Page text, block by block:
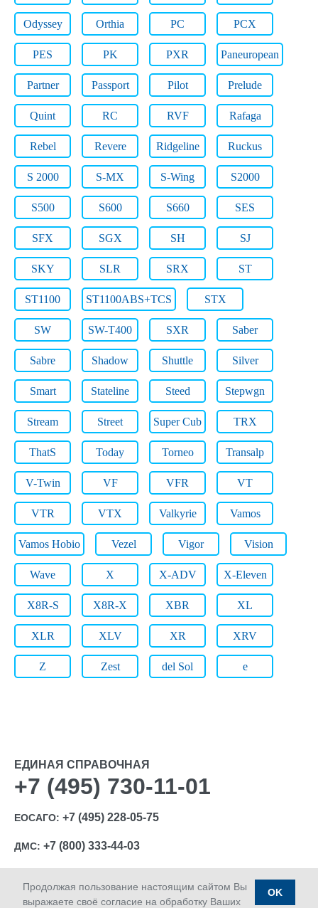
Odyssey Orthia PC PCX
PES PK PXR Paneuropean
Partner Passport Pilot Prelude
Quint RC RVF Rafaga
Rebel Revere Ridgeline Ruckus
S 2000 S-MX S-Wing S2000
S500 S600 S660 SES
SFX SGX SH SJ
SKY SLR SRX ST
ST1100 ST1100ABS+TCS STX
SW SW-T400 SXR Saber
Sabre Shadow Shuttle Silver
Smart Stateline Steed Stepwgn
Stream Street Super Cub TRX
ThatS Today Torneo Transalp
V-Twin VF VFR VT
VTR VTX Valkyrie Vamos
Vamos Hobio Vezel Vigor Vision
Wave X X-ADV X-Eleven
X8R-S X8R-X XBR XL
XLR XLV XR XRV
Z Zest del Sol e
Продолжая пользование настоящим сайтом Вы
выражаете своё согласие на обработку Ваших
OK
ЕДИНАЯ СПРАВОЧНАЯ
+7 (495) 730-11-01
ЕОСАГО: +7 (495) 228-05-75
ДМС: +7 (800) 333-44-03